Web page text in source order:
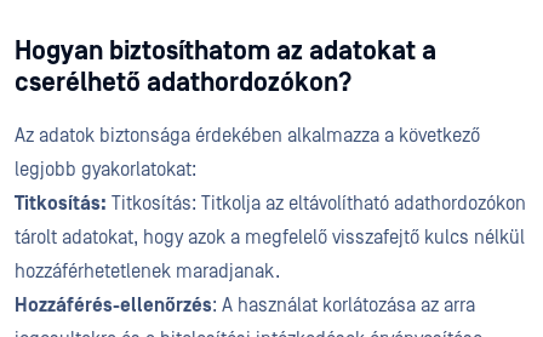
Hogyan biztosíthatom az adatokat a
cserélhető adathordozókon?
Az adatok biztonsága érdekében alkalmazza a következő
legjobb gyakorlatokat:
Titkosítás: Titkosítás: Titkolja az eltávolítható adathordozókon
tárolt adatokat, hogy azok a megfelelő visszafejtő kulcs nélkül
hozzáférhetetlenek maradjanak.
Hozzáférés-ellenőrzés: A használat korlátozása az arra